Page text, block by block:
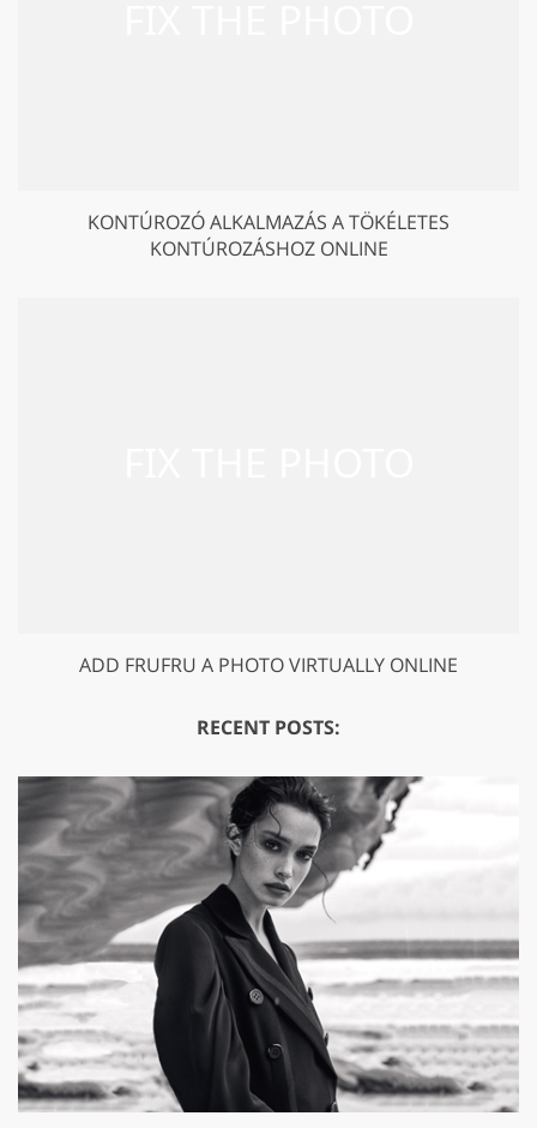
KONTÚROZÓ ALKALMAZÁS A TÖKÉLETES
KONTÚROZÁSHOZ ONLINE
ADD FRUFRU A PHOTO VIRTUALLY ONLINE
RECENT POSTS: